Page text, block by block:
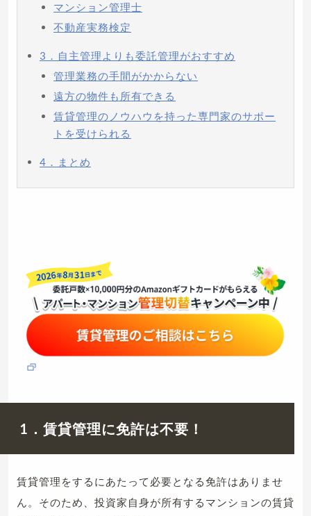
マンション管理士
不動産実務検定
3．自主管理よりも委託管理がおすすめ
管理業務の手間がかからない
遠方の物件も所有できる
賃貸管理のノウハウを持った専門家のサポー
トを受けられる
4．まとめ
1．賃貸管理に免許は不要！
賃貸管理をするにあたって必要となる免許はありませ
ん。そのため、投資家自身が所有するマンションの賃貸